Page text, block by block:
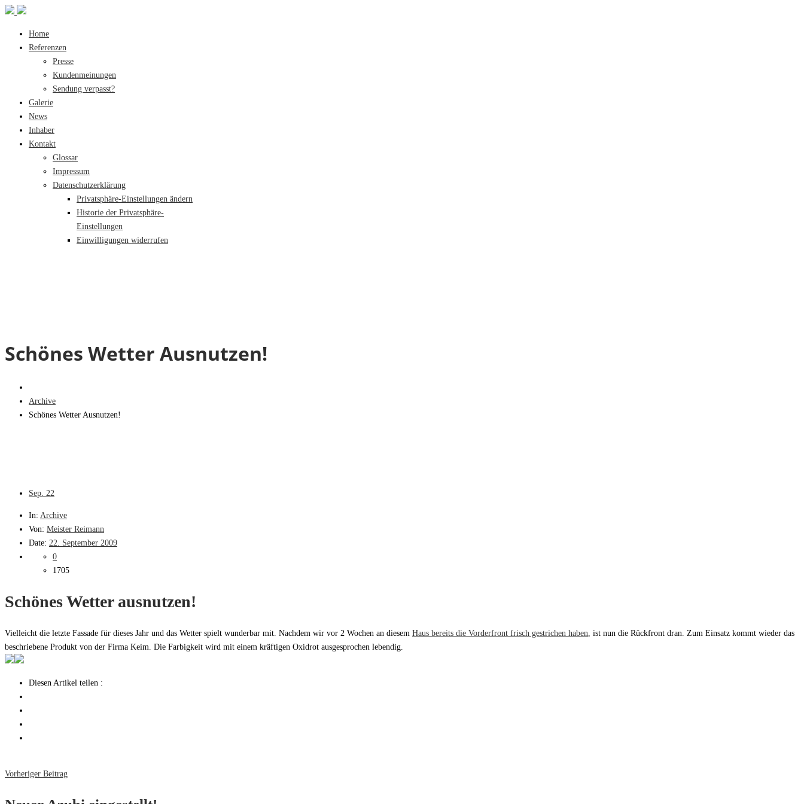
Home
Referenzen
Presse
Kundenmeinungen
Sendung verpasst?
Galerie
News
Inhaber
Kontakt
Glossar
Impressum
Datenschutzerklärung
Privatsphäre-Einstellungen ändern
Historie der Privatsphäre-
Einstellungen
Einwilligungen widerrufen
Schönes Wetter Ausnutzen!
Archive
Schönes Wetter Ausnutzen!
Sep. 22
In: Archive
Von: Meister Reimann
Date: 22. September 2009
0
1705
Schönes Wetter ausnutzen!
Vielleicht die letzte Fassade für dieses Jahr und das Wetter spielt wunderbar mit. Nachdem wir vor 2 Wochen an diesem Haus bereits die Vorderfront frisch gestrichen haben, ist nun die Rückfront dran. Zum Einsatz kommt wieder das
beschriebene Produkt von der Firma Keim. Die Farbigkeit wird mit einem kräftigen Oxidrot ausgesprochen lebendig.
Diesen Artikel teilen :
Vorheriger Beitrag